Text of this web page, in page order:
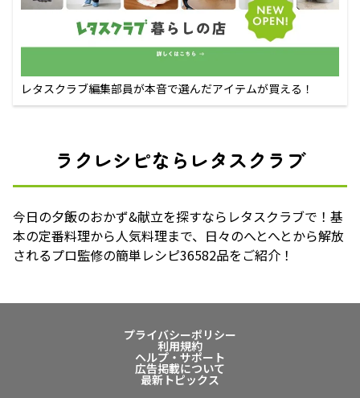
レタスクラブ編集部員が本音で選んだアイテムが買える！
ラクレシピならレタスクラブ
今日の夕飯のおかず&献立を探すならレタスクラブで！基
本の定番料理から人気料理まで、日々のへとへとから解放
されるプロ監修の簡単レシピ36582品をご紹介！
プライバシーポリシー
利用規約
ヘルプ・サポート
広告掲載について
最新トピックス